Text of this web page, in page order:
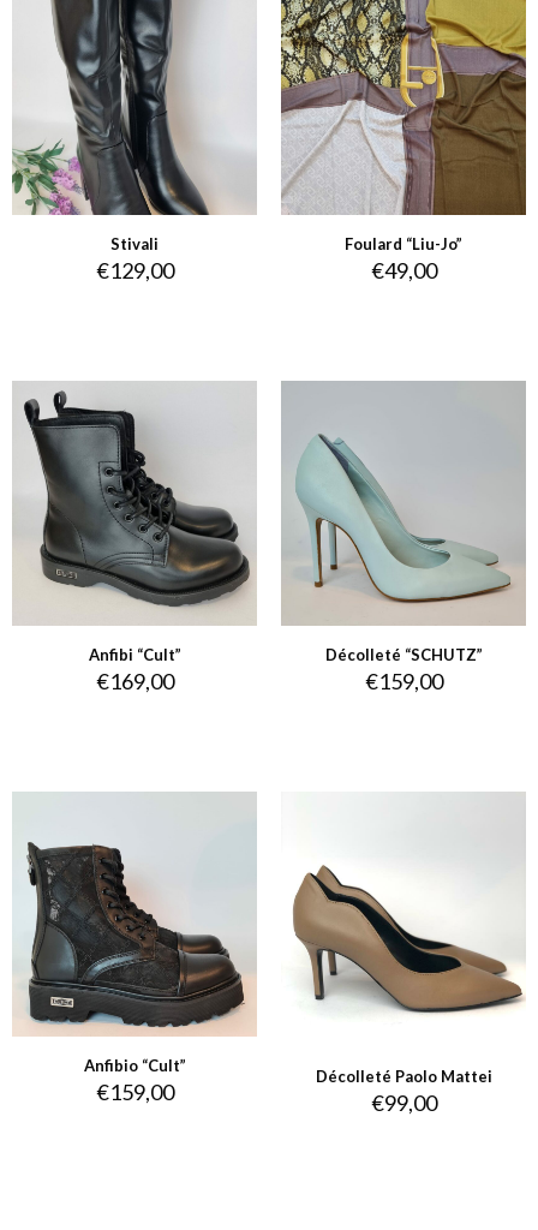
Stivali
€129,00
Foulard “Liu-Jo”
€49,00
Anfibi “Cult”
€169,00
Décolleté “SCHUTZ”
€159,00
Anfibio “Cult”
€159,00
Décolleté Paolo Mattei
€99,00